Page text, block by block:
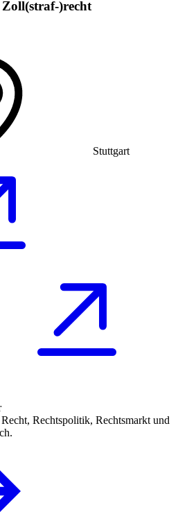
)recht
Stuttgart
Rechtspolitik, Rechtsmarkt und